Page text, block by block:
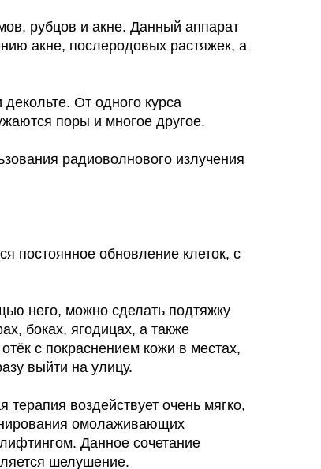
рубцов и акне. Данный аппарат
акне, послеродовых растяжек, а
От одного курса
поры и многое другое.
радиоволнового излучения
постоянное обновление клеток, с
него, можно сделать подтяжку
боках, ягодицах, а также
с покраснением кожи в местах,
выйти на улицу.
воздействует очень мягко,
омолаживающих
Данное сочетание
шелушение.